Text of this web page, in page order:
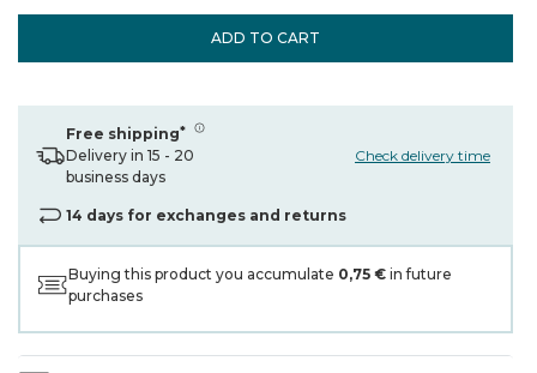
ADD TO CART
Free shipping*
Delivery in 15 - 20
business days
Check delivery time
14 days for exchanges and returns
Buying this product you accumulate 0,75 € in future
purchases